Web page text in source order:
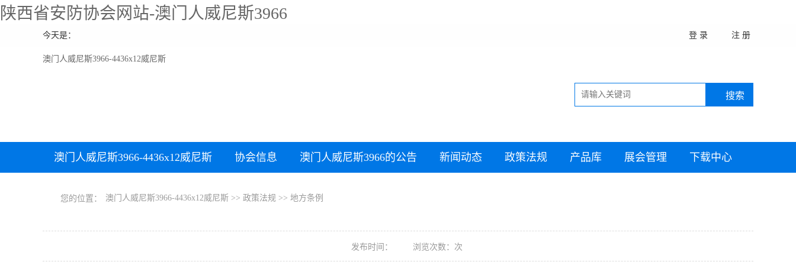
陕西省安防协会网站-澳门人威尼斯3966
今天是： 登 录 注 册
澳门人威尼斯3966-4436x12威尼斯
澳门人威尼斯3966-4436x12威尼斯 协会信息 澳门人威尼斯3966的公告 新闻动态 政策法规 产品库 展会管理 下载中心
您的位置： 澳门人威尼斯3966-4436x12威尼斯 >> 政策法规 >> 地方条例
发布时间： 浏览次数：次